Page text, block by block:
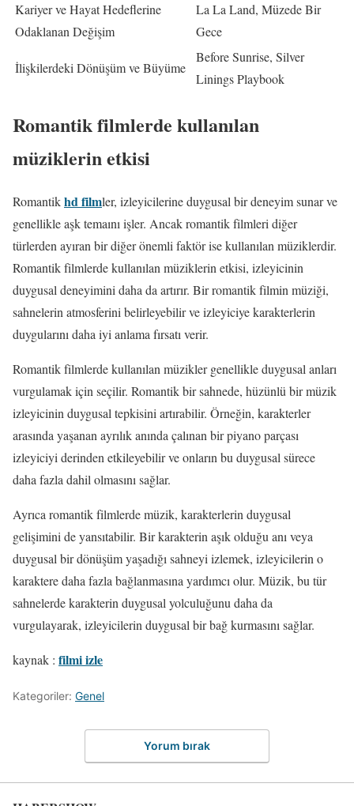
Kariyer ve Hayat Hedeflerine
Odaklanan Değişim
La La Land, Müzede Bir
Gece
İlişkilerdeki Dönüşüm ve Büyüme
Before Sunrise, Silver
Linings Playbook
Romantik filmlerde kullanılan
müziklerin etkisi
Romantikhd filmler, izleyicilerine duygusal bir deneyim sunar ve
genellikle aşk temaını işler. Ancak romantik filmleri diğer
türlerden ayıran bir diğer önemli faktör ise kullanılan müziklerdir.
Romantik filmlerde kullanılan müziklerin etkisi, izleyicinin
duygusal deneyimini daha da artırır. Bir romantik filmin müziği,
sahnelerin atmosferini belirleyebilir ve izleyiciye karakterlerin
duygularını daha iyi anlama fırsatı verir.
Romantik filmlerde kullanılan müzikler genellikle duygusal anları
vurgulamak için seçilir. Romantik bir sahnede, hüzünlü bir müzik
izleyicinin duygusal tepkisini artırabilir. Örneğin, karakterler
arasında yaşanan ayrılık anında çalınan bir piyano parçası
izleyiciyi derinden etkileyebilir ve onların bu duygusal sürece
daha fazla dahil olmasını sağlar.
Ayrıca romantik filmlerde müzik, karakterlerin duygusal
gelişimini de yansıtabilir. Bir karakterin aşık olduğu anı veya
duygusal bir dönüşüm yaşadığı sahneyi izlemek, izleyicilerin o
karaktere daha fazla bağlanmasına yardımcı olur. Müzik, bu tür
sahnelerde karakterin duygusal yolculuğunu daha da
vurgulayarak, izleyicilerin duygusal bir bağ kurmasını sağlar.
kaynak : filmi izle
Kategoriler: Genel
Yorum bırak